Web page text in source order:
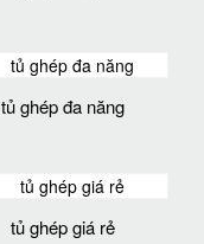
tủ ghép đa năng
tủ ghép giá rẻ